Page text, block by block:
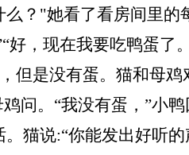
么？"她看了看房间里的
好，现在我要吃鸭蛋了
但是没有蛋。猫和母
鸡问。“我没有蛋，”小
猫说:“你能发出好听的